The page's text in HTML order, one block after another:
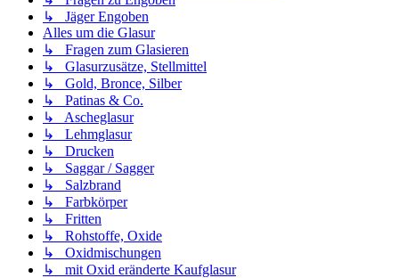
↳ Jäger Engoben
Alles um die Glasur
↳ Fragen zum Glasieren
↳ Glasurzusätze, Stellmittel
↳ Gold, Bronce, Silber
↳ Patinas & Co.
↳ Ascheglasur
↳ Lehmglasur
↳ Drucken
↳ Saggar / Sagger
↳ Salzbrand
↳ Farbkörper
↳ Fritten
↳ Rohstoffe, Oxide
↳ Oxidmischungen
↳ mit Oxid eränderte Kaufglasur